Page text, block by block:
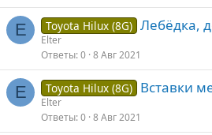
E Toyota Hilux (8G) Лебёдка,
Elter
Ответы 0 8 Авг 2021
E Toyota Hilux (8G) Вставки
Elter
Ответы 0 8 Авг 2021